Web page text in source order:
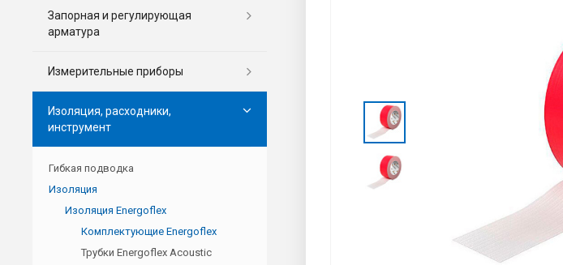
Запорная и регулирующая
арматура
Измерительные приборы
Изоляция, расходники,
инструмент
Гибкая подводка
Изоляция
Изоляция Energoflex
Комплектующие Energoflex
Трубки Energoflex Acoustic